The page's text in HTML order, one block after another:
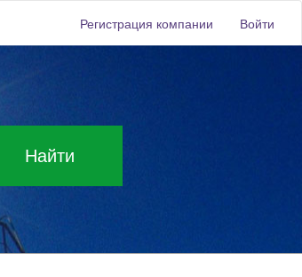
Регистрация компании Войти
Найти